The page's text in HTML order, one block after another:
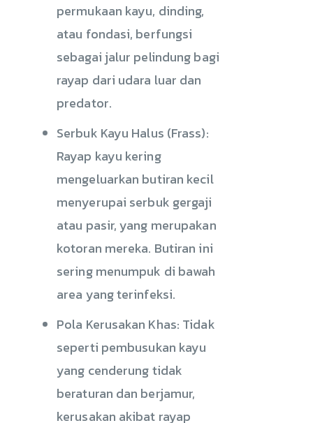
permukaan kayu, dinding,
atau fondasi, berfungsi
sebagai jalur pelindung bagi
rayap dari udara luar dan
predator.
Serbuk Kayu Halus (Frass):
Rayap kayu kering
mengeluarkan butiran kecil
menyerupai serbuk gergaji
atau pasir, yang merupakan
kotoran mereka. Butiran ini
sering menumpuk di bawah
area yang terinfeksi.
Pola Kerusakan Khas: Tidak
seperti pembusukan kayu
yang cenderung tidak
beraturan dan berjamur,
kerusakan akibat rayap